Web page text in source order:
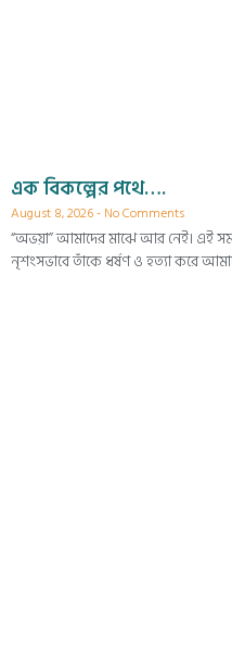
এক বিকল্পের পথে….
August 8, 2026 No Comments
“অভয়া” আমাদের মাঝে আর নেই। এই
নৃশংসভাবে তাঁকে ধর্ষণ ও হত্যা করে